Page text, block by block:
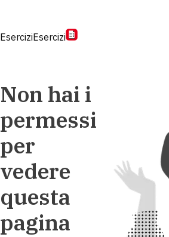
EserciziEsercizi
Non hai i
permessi
per
vedere
questa
pagina